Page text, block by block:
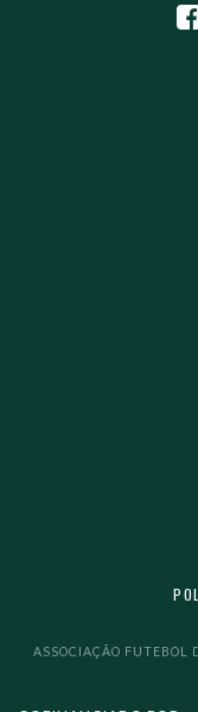
ASSOCIAÇÃO FUTEBOL